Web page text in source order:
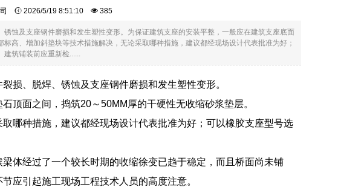
司 2026/5/19 8:51:10 385
蚀及支座钢件磨损和发生塑性变形。为保证建筑支座的安装平整，一般应在建筑支座底面
高、增加斜垫块等技术措施解决，无论采取哪种措施，建议都经现场设计代表批准为好；
建筑铺装前应重新检......
损、脱焊、锈蚀及支座钢件磨损和发生塑性变形。
顶面之间，捣筑20～50MM厚的干硬性无收缩砂浆垫层。
哪种措施，建议都经现场设计代表批准为好；可以橡胶支座型号选
体经过了一个较长时期的收缩徐变已趋于稳定，而且桥面尚未铺
应引起施工现场工程技术人员的高度注意。